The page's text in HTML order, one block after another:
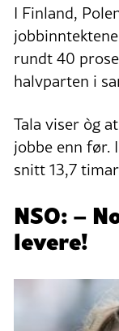
I Finland,
rundt 40
halvparten i
Tala viser òg
jobbe enn før.
snitt 13,7
NSO: –
levere!